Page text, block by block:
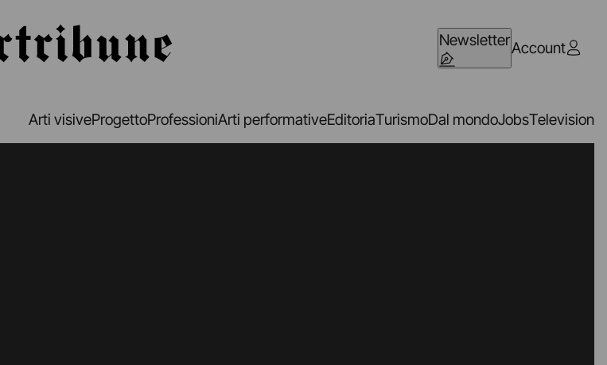
NewsletterAccount
Arti visiveProgettoProfessioniArti performativeEditoriaTurismoDal mondoJobsTelevision